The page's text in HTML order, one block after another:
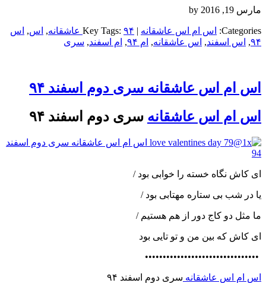
مارس 19, 2016
Categories: اس ام اس عاشقانه | Key Tags: ۹۴ عاشقانه , اس, اس
۹۴, اس اسفند, اس عاشقانه, ام ۹۴ , ام اسفند, سری
اس ام اس عاشقانه سری دوم اسفند ۹۴
اس ام اس عاشقانه سری دوم اسفند ۹۴
ای کاش نگاه خسته را خوابی بود /
یا در شب بی ستاره مهتابی بود /
ما مثل دو کاج دور از هم هستیم /
ای کاش که بین من و تو تایی بود
••••••••••••••••••••••••••••••••
اس ام اس عاشقانه سری دوم اسفند ۹۴